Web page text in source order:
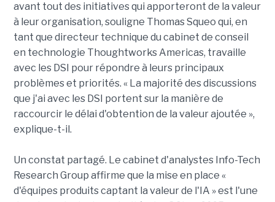
avant tout des initiatives qui apporteront de la valeur
à leur organisation, souligne Thomas Squeo qui, en
tant que directeur technique du cabinet de conseil
en technologie Thoughtworks Americas, travaille
avec les DSI pour répondre à leurs principaux
problèmes et priorités. « La majorité des discussions
que j'ai avec les DSI portent sur la manière de
raccourcir le délai d'obtention de la valeur ajoutée »,
explique-t-il.
Un constat partagé. Le cabinet d'analystes Info-Tech
Research Group affirme que la mise en place «
d'équipes produits captant la valeur de l'IA » est l'une